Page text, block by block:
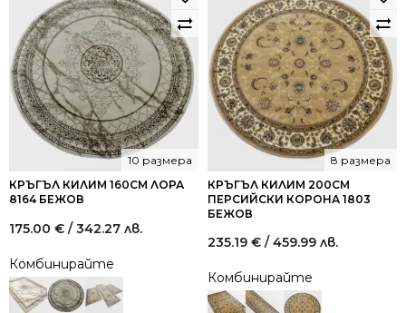
КРЪГЪЛ КИЛИМ 160СМ ЛОРА
8164 БЕЖОВ
10 размера
175.00 € / 342.27 лв.
Комбинирайте
КРЪГЪЛ КИЛИМ 200СМ
ПЕРСИЙСКИ КОРОНА 1803
БЕЖОВ
8 размера
235.19 € / 459.99 лв.
Комбинирайте